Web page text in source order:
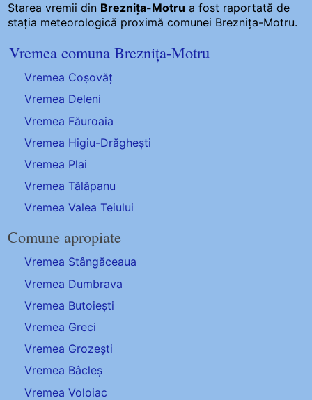
Starea vremii din Breznița-Motru a fost raportată de
stația meteorologică proximă comunei Breznița-Motru.
Vremea comuna Breznița-Motru
Vremea Coșovăț
Vremea Deleni
Vremea Făuroaia
Vremea Higiu-Drăghești
Vremea Plai
Vremea Tălăpanu
Vremea Valea Teiului
Comune apropiate
Vremea Stângăceaua
Vremea Dumbrava
Vremea Butoiești
Vremea Greci
Vremea Grozești
Vremea Bâcleș
Vremea Voloiac